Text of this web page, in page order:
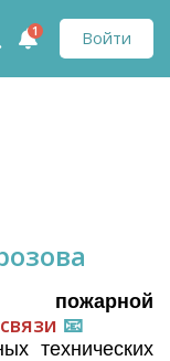
Войти
1
📧
технических